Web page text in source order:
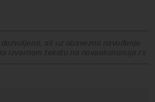
ali uz obavezno navođenje
izvornom tekstu na novaekonomija.rs